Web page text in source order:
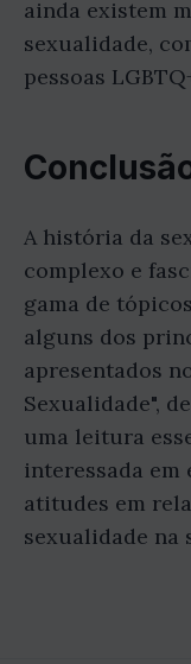
ainda existem
sexualidade,
pessoas
A história da
complexo e
gama de
alguns dos
apresentados
Sexualidade",
uma leitura
interessada em
atitudes em
sexualidade na